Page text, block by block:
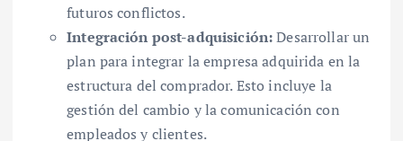
futuros conflictos.
Integración post-adquisición:Desarrollar un
plan para integrar la empresa adquirida en la
estructura del comprador. Esto incluye la
gestión del cambio y la comunicación con
empleados y clientes.